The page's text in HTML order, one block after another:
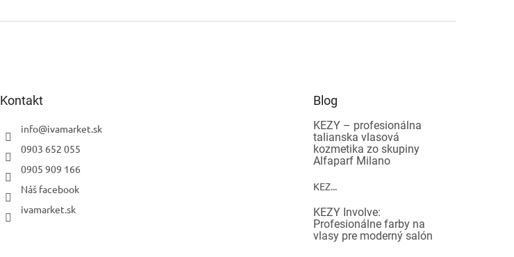
Kontakt
info@ivamarket.sk
0903 652 055
0905 909 166
Náš facebook
ivamarket.sk
Blog
KEZY – profesionálna
talianska vlasová
kozmetika zo skupiny
Alfaparf Milano
KEZ...
KEZY Involve:
Profesionálne farby na
vlasy pre moderný salón